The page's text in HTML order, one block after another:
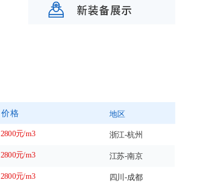
价格 地区
2800元/m3
2800元/m3
2800元/m3
浙江-杭州
江苏-南京
四川-成都